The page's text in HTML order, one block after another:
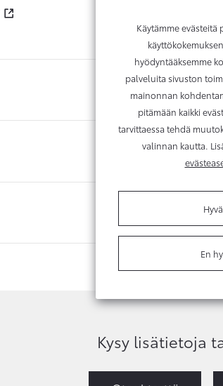
Kysy lisätietoja
Käytämme
hyödyntääksemme
palveluita sivuston
mainonnan
pitämään kaikki
tarvittaessa tehdä
valinnan kautta.
En